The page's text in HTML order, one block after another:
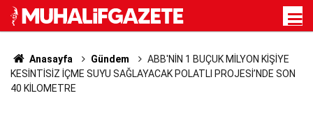
Anasayfa Gündem
ABB'NİN 1 BUÇUK MİLYON KİŞİYE
KESİNTİSİZ İÇME SUYU SAĞLAYACAK POLATLI PROJESİ’NDE SON
40 KİLOMETRE